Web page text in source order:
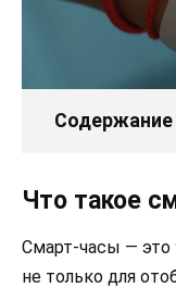
Содержание
Что такое
Смарт-часы — это
не только для